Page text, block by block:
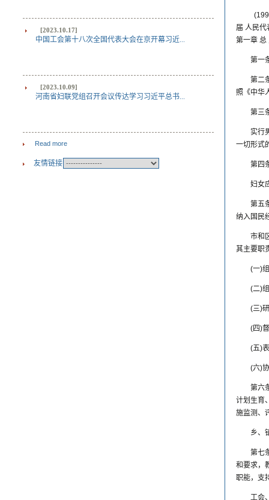
[2023.10.17]
中国工会第十八次全国代表大会在京开幕习近...
[2023.10.09]
河南省妇联党组召开会议传达学习习近平总书...
Read more
友情链接
届 人民代
第一章 总
第一
第二
照《中华
第三
实行
一切形式
第四
妇女
第五
纳入国民
市和
其主要职
(一)
(二)
(三)
(四)
(五)
(六)
第六
计划生育
施监测、
乡、
第七
和要求，
职能，支
工会